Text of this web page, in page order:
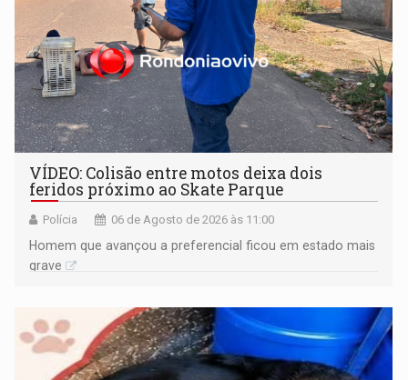
VÍDEO: Colisão entre motos deixa dois
feridos próximo ao Skate Parque
Polícia 06 de Agosto de 2026 às 11:00
Homem que avançou a preferencial ficou em estado mais
grave